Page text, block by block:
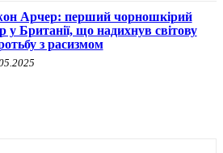
Арчер: перший чорношкірий
у Британії, що надихнув світову
з расизмом